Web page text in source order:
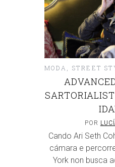
MODA STREET
POR
Cando Ari Seth
cámara e
York non busca